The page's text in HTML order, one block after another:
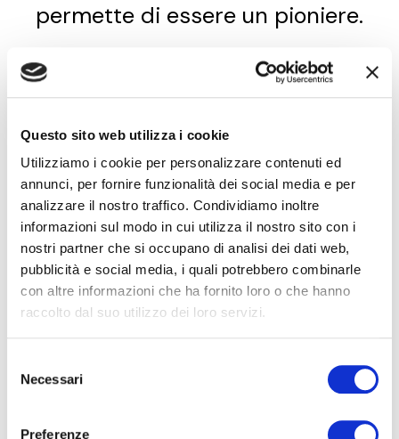
Questo sito web utilizza i cookie
Utilizziamo i cookie per personalizzare contenuti ed
annunci, per fornire funzionalità dei social media e per
analizzare il nostro traffico. Condividiamo inoltre
informazioni sul modo in cui utilizza il nostro sito con i
nostri partner che si occupano di analisi dei dati web,
pubblicità e social media, i quali potrebbero combinarle
con altre informazioni che ha fornito loro o che hanno
raccolto dal suo utilizzo dei loro servizi.
delNecessari
Preferenze
permette di essere un pioniere.
–
La mia unica visione è che ogni
azienda ha bisogno di una
visione a lungo termine.
–Jeff Bezos
opportunità.
–Jeff Bezos